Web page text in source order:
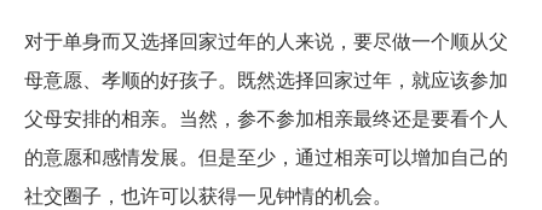
对于单身而又选择回家过年的人来说，要尽做一个顺从父
母意愿、孝顺的好孩子。既然选择回家过年，就应该参加
父母安排的相亲。当然，参不参加相亲最终还是要看个人
的意愿和感情发展。但是至少，通过相亲可以增加自己的
社交圈子，也许可以获得一见钟情的机会。